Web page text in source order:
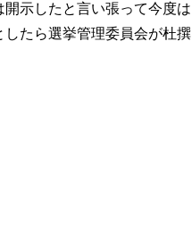
示したと言い張って今度は
たら選挙管理委員会が杜撰